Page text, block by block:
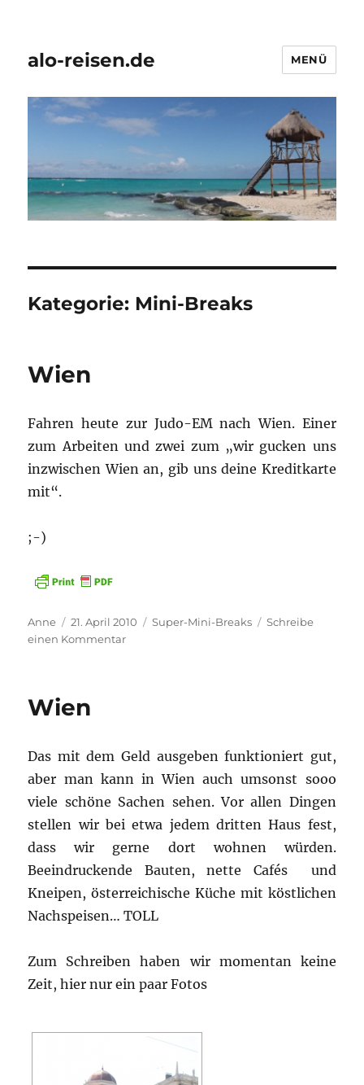
alo-reisen.de MENÜ
Kategorie: Mini-Breaks
Wien
Fahren heute zur Judo-EM nach Wien. Einer
zum Arbeiten und zwei zum „wir gucken uns
inzwischen Wien an, gib uns deine Kreditkarte
mit“.
;-)
Autor
Anne
Veröffentlicht
am
21. April 2010 Kategorien
Super-Mini-Breaks
Schreibe
einen Kommentarzu
Wien
Das mit dem Geld ausgeben funktioniert gut,
aber man kann in Wien auch umsonst sooo
viele schöne Sachen sehen. Vor allen Dingen
stellen wir bei etwa jedem dritten Haus fest,
dass wir gerne dort wohnen würden.
Beeindruckende Bauten, nette Cafés und
Kneipen, österreichische Küche mit köstlichen
Nachspeisen… TOLL
Zum Schreiben haben wir momentan keine
Zeit, hier nur ein paar Fotos